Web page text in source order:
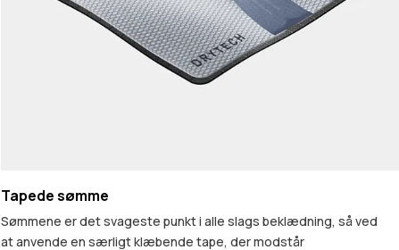
Tapede sømme
Sømmene er det svageste punkt i alle slags beklædning, så ved
at anvende en særligt klæbende tape, der modstår